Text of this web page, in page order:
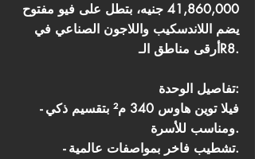
41,860,000 جنيه، بتطل على فيو مفتوح
يضم اللاندسكيب واللاجون الصناعي في
أرقى مناطق الـR8.
تفاصيل الوحدة:
- فيلا توين هاوس 340 م² بتقسيم ذكي
ومناسب للأسرة.
- تشطيب فاخر بمواصفات عالمية.